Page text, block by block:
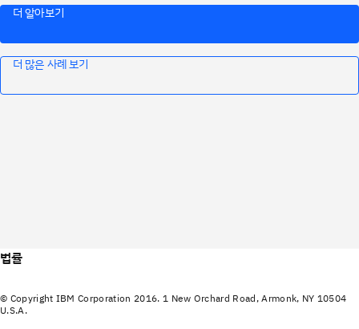
더 알아보기
더 많은 사례 보기
법률
© Copyright IBM Corporation 2016. 1 New Orchard Road, Armonk, NY 10504
U.S.A.